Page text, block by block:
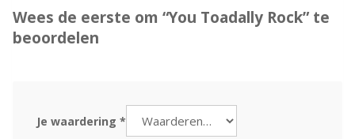
Wees de eerste om “You Toadally Rock” te
beoordelen
Je waardering *